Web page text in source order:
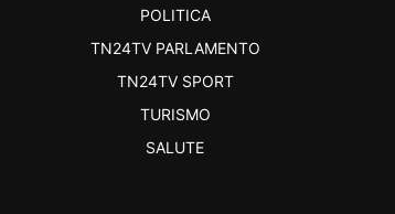
POLITICA
TN24TV PARLAMENTO
TN24TV SPORT
TURISMO
SALUTE